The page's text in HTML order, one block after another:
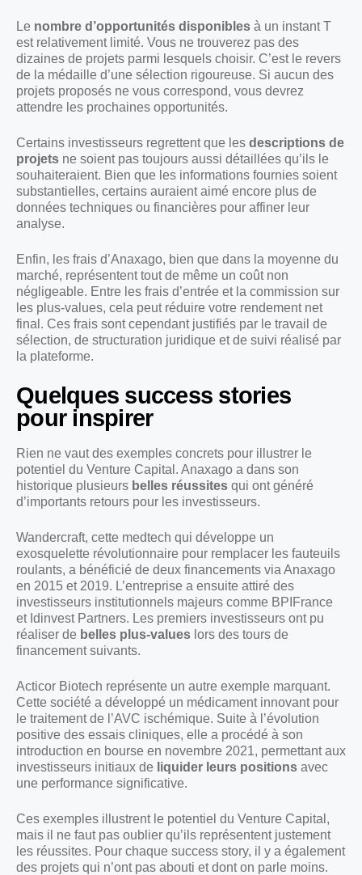
Le nombre d’opportunités disponibles à un instant T
est relativement limité. Vous ne trouverez pas des
dizaines de projets parmi lesquels choisir. C’est le revers
de la médaille d’une sélection rigoureuse. Si aucun des
projets proposés ne vous correspond, vous devrez
attendre les prochaines opportunités.
Certains investisseurs regrettent que les descriptions de
projets ne soient pas toujours aussi détaillées qu’ils le
souhaiteraient. Bien que les informations fournies soient
substantielles, certains auraient aimé encore plus de
données techniques ou financières pour affiner leur
analyse.
Enfin, les frais d’Anaxago, bien que dans la moyenne du
marché, représentent tout de même un coût non
négligeable. Entre les frais d’entrée et la commission sur
les plus-values, cela peut réduire votre rendement net
final. Ces frais sont cependant justifiés par le travail de
sélection, de structuration juridique et de suivi réalisé par
la plateforme.
Quelques success stories
pour inspirer
Rien ne vaut des exemples concrets pour illustrer le
potentiel du Venture Capital. Anaxago a dans son
historique plusieurs belles réussites qui ont généré
d’importants retours pour les investisseurs.
Wandercraft, cette medtech qui développe un
exosquelette révolutionnaire pour remplacer les fauteuils
roulants, a bénéficié de deux financements via Anaxago
en 2015 et 2019. L’entreprise a ensuite attiré des
investisseurs institutionnels majeurs comme BPIFrance
et Idinvest Partners. Les premiers investisseurs ont pu
réaliser de belles plus-values lors des tours de
financement suivants.
Acticor Biotech représente un autre exemple marquant.
Cette société a développé un médicament innovant pour
le traitement de l’AVC ischémique. Suite à l’évolution
positive des essais cliniques, elle a procédé à son
introduction en bourse en novembre 2021, permettant aux
investisseurs initiaux de liquider leurs positions avec
une performance significative.
Ces exemples illustrent le potentiel du Venture Capital,
mais il ne faut pas oublier qu’ils représentent justement
les réussites. Pour chaque success story, il y a également
des projets qui n’ont pas abouti et dont on parle moins.